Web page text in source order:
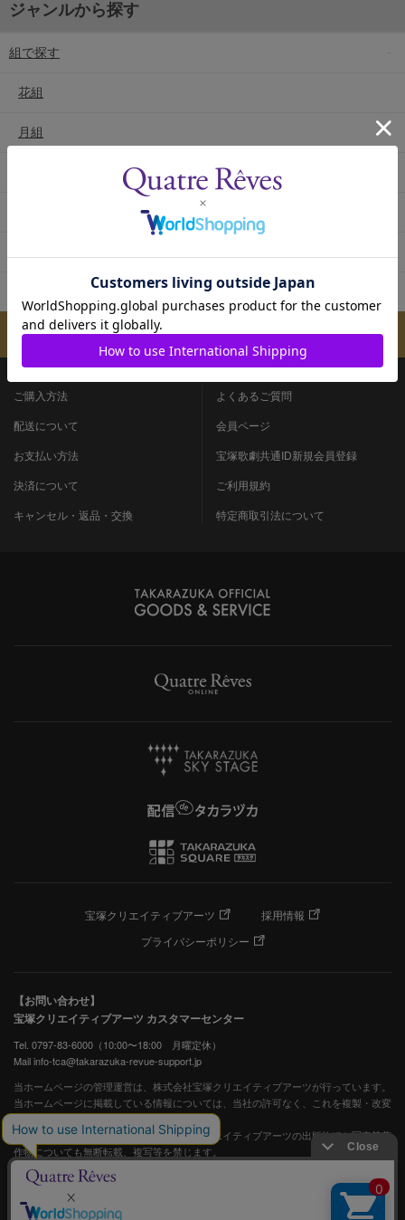
ジャンルから探す
組で探す
花組
月組
メールマガジンのご案内
ご購入方法
配送について
お支払い方法
決済について
キャンセル・返品・交換
よくあるご質問
会員ページ
宝塚歌劇共通ID新規会員登録
ご利用規約
特定商取引法について
宝塚クリエイティブアーツ
採用情報
プライバシーポリシー
【お問い合わせ】
宝塚クリエイティブアーツ カスタマーセンター
Tel. 0797-83-6000（10:00〜18:00 月曜定休）
Mail info-tca@takarazuka-revue-support.jp
当ホームページの管理運営は、株式会社宝塚クリエイティブアーツが行っています。
当ホームページに掲載している情報については、当社の許可なく、これを複製・改変
することを固く禁止します。
また、阪急電鉄並びに宝塚歌劇団、宝塚クリエイティブアーツの出版物ほか写真等著
作物についても無断転載、複写等を禁じます。
宝塚歌劇公式ホームページ
JASRAC許諾番号：S0507081515